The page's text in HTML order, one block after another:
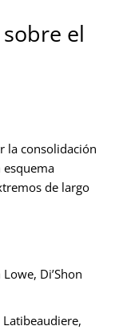
el
la consolidación
de largo
Di’Shon
Latibeaudiere,